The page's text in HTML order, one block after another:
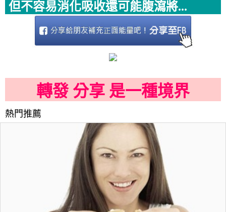
但不容易消化吸收還可能腹瀉將...
轉發 分享 是一種境界
熱門推薦